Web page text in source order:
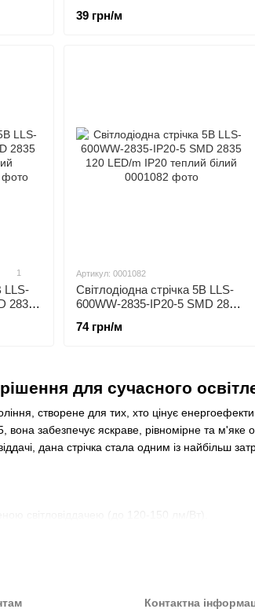
для сучасного
створене для тих, хто цінує
забезпечує яскраве, рівномірне та м'яке
дана стрічка стала одним із найбільш
Білий
39 грн/м
1
LLS-
2835
Артикул: 0001082
Світлодіодна стрічка 5В LLS-
600WW-2835-IP20-5 SMD 2835
74 грн/м
Контактна